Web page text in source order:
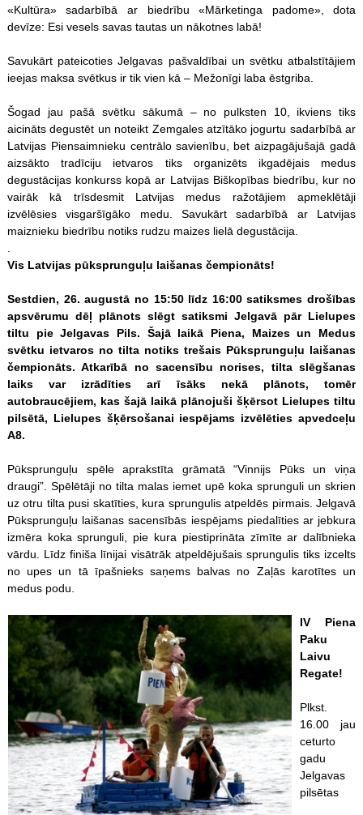
«Kultūra» sadarbībā ar biedrību «Mārketinga padome», dota
devīze: Esi vesels savas tautas un nākotnes labā!
Savukārt pateicoties Jelgavas pašvaldībai un svētku atbalstītājiem
ieejas maksa svētkus ir tik vien kā – Mežonīgi laba ēstgriba.
Šogad jau pašā svētku sākumā – no pulksten 10, ikviens tiks
aicināts degustēt un noteikt Zemgales atzītāko jogurtu sadarbībā ar
Latvijas Piensaimnieku centrālo savienību, bet aizpagājušajā gadā
aizsākto tradīciju ietvaros tiks organizēts ikgadējais medus
degustācijas konkurss kopā ar Latvijas Biškopības biedrību, kur no
vairāk kā trīsdesmit Latvijas medus ražotājiem apmeklētāji
izvēlēsies visgaršīgāko medu. Savukārt sadarbībā ar Latvijas
maiznieku biedrību notiks rudzu maizes lielā degustācija.
Vis Latvijas pūksprunguļu laišanas čempionāts!
Sestdien, 26. augustā no 15:50 līdz 16:00 satiksmes drošības
apsvērumu dēļ plānots slēgt satiksmi Jelgavā pār Lielupes
tiltu pie Jelgavas Pils. Šajā laikā Piena, Maizes un Medus
svētku ietvaros no tilta notiks trešais Pūksprunguļu laišanas
čempionāts. Atkarībā no sacensību norises, tilta slēgšanas
laiks var izrādīties arī īsāks nekā plānots, tomēr
autobraucējiem, kas šajā laikā plānojuši šķērsot Lielupes tiltu
pilsētā, Lielupes šķērsošanai iespējams izvēlēties apvedceļu
A8.
Pūksprunguļu spēle aprakstīta grāmatā “Vinnijs Pūks un viņa
draugi”. Spēlētāji no tilta malas iemet upē koka sprunguli un skrien
uz otru tilta pusi skatīties, kura sprungulis atpeldēs pirmais. Jelgavā
Pūksprunguļu laišanas sacensībās iespējams piedalīties ar jebkura
izmēra koka sprunguli, pie kura piestiprināta zīmīte ar dalībnieka
vārdu. Līdz finiša līnijai visātrāk atpeldējušais sprungulis tiks izcelts
no upes un tā īpašnieks saņems balvas no Zaļās karotītes un
medus podu.
IV Piena
Paku
Laivu
Regate!
Plkst.
16.00 jau
ceturto
gadu
Jelgavas
pilsētas